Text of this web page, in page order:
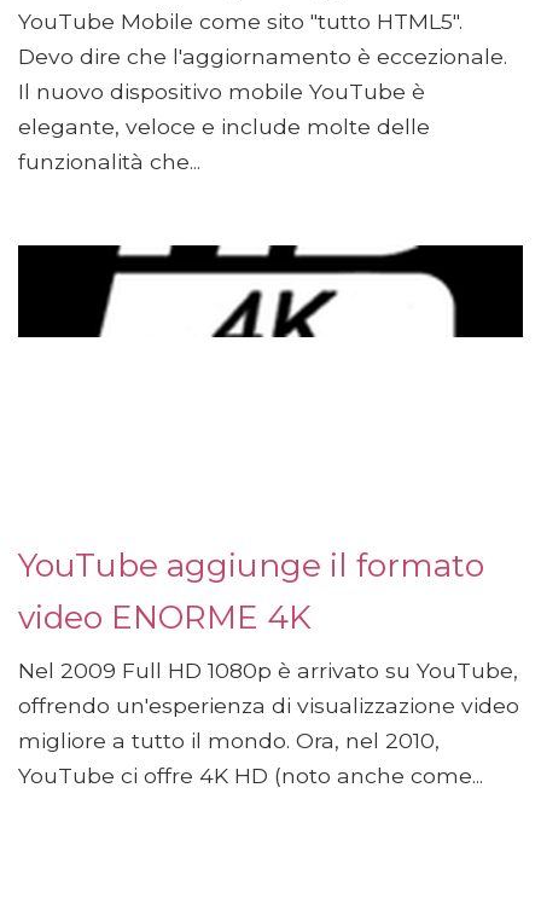
YouTube Mobile come sito "tutto HTML5".
Devo dire che l'aggiornamento è eccezionale.
Il nuovo dispositivo mobile YouTube è
elegante, veloce e include molte delle
funzionalità che...
YouTube aggiunge il formato
video ENORME 4K
Nel 2009 Full HD 1080p è arrivato su YouTube,
offrendo un'esperienza di visualizzazione video
migliore a tutto il mondo. Ora, nel 2010,
YouTube ci offre 4K HD (noto anche come...